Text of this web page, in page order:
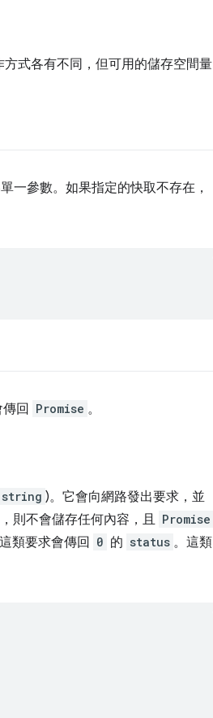
式各有不同，但可用的儲存空間量
一參數。如果指定的快取不存在，
回 Promise 。
string )。它會向網路發出要求，並
則不會儲存任何內容，且 Promise
類要求會傳回 0 的 status 。這類